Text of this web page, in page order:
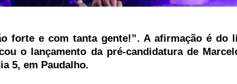
forte e com tanta gente!”. A afirmação é do
o lançamento da pré-candidatura de
5, em Paudalho.